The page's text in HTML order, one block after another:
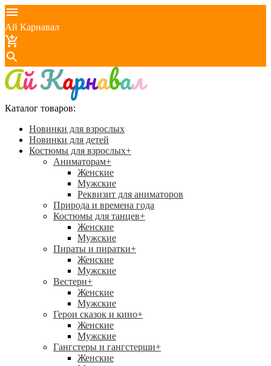
Ай Карнавал
Каталог товаров:
Новинки для взрослых
Новинки для детей
Костюмы для взрослых+
Аниматорам+
Женские
Мужские
Реквизит для аниматоров
Природа и времена года
Костюмы для танцев+
Женские
Мужские
Пираты и пиратки+
Женские
Мужские
Вестерн+
Женские
Мужские
Герои сказок и кино+
Женские
Мужские
Гангстеры и гангстерши+
Женские